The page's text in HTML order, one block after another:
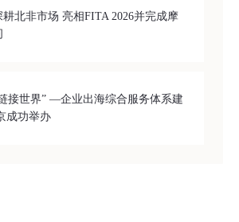
北非市场 亮相FITA 2026并完成摩
接世界” —企业出海综合服务体系建
成功举办